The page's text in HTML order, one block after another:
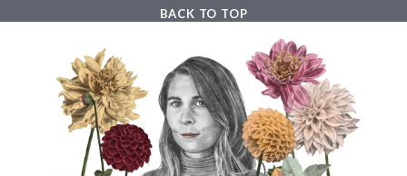
BACK TO TOP